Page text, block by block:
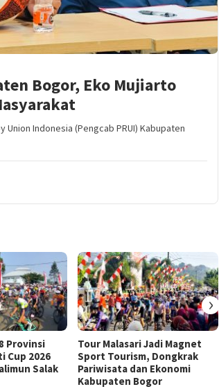
Bogor, Eko Mujiarto
Indonesia (Pengcab PRUI) Kabupaten
Provinsi
Cup 2026
Salak
Tour Malasari Jadi Magnet
Sport Tourism, Dongkrak
Pariwisata dan Ekonomi
Kabupaten Bogor
›